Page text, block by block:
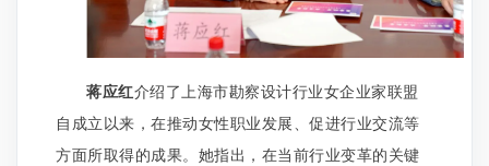
蒋应红介绍了上海市勘察设计行业女企业家联盟
自成立以来，在推动女性职业发展、促进行业交流等
方面所取得的成果。她指出，在当前行业变革的关键